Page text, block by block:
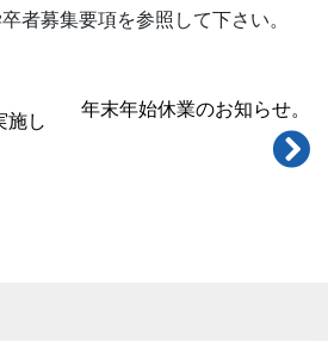
者募集要項を参照して下さい。
施し
年末年始休業のお知らせ。